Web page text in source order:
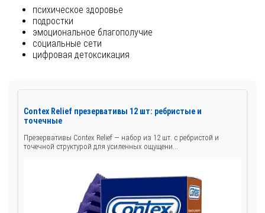
психическое здоровье
подростки
эмоциональное благополучие
социальные сети
цифровая детоксикация
Contex Relief презервативы 12 шт: ребристые и
точечные
Презервативы Contex Relief — набор из 12 шт. с ребристой и
точечной структурой для усиленных ощущени...